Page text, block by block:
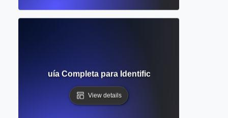
Guía Completa para Identificar Áreas
View details